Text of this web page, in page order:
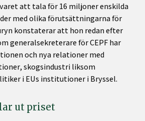
att tala för 16 miljoner enskilda
med olika förutsättningarna för
konstaterar att hon redan efter
generalsekreterare för CEPF har
och nya relationer med
skogsindustri liksom
i EUs institutioner i Bryssel.
ut priset